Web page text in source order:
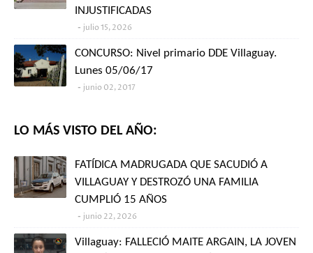
INJUSTIFICADAS
julio 15, 2026
CONCURSO: Nivel primario DDE Villaguay.
Lunes 05/06/17
junio 02, 2017
LO MÁS VISTO DEL AÑO:
FATÍDICA MADRUGADA QUE SACUDIÓ A
VILLAGUAY Y DESTROZÓ UNA FAMILIA
CUMPLIÓ 15 AÑOS
junio 22, 2026
Villaguay: FALLECIÓ MAITE ARGAIN, LA JOVEN